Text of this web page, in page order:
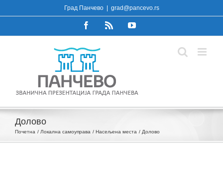
to
Град Панчево grad@pancevo.rs
FacebookRss YouTube
Долово
Почетна Локална самоуправа Насељена места Долово